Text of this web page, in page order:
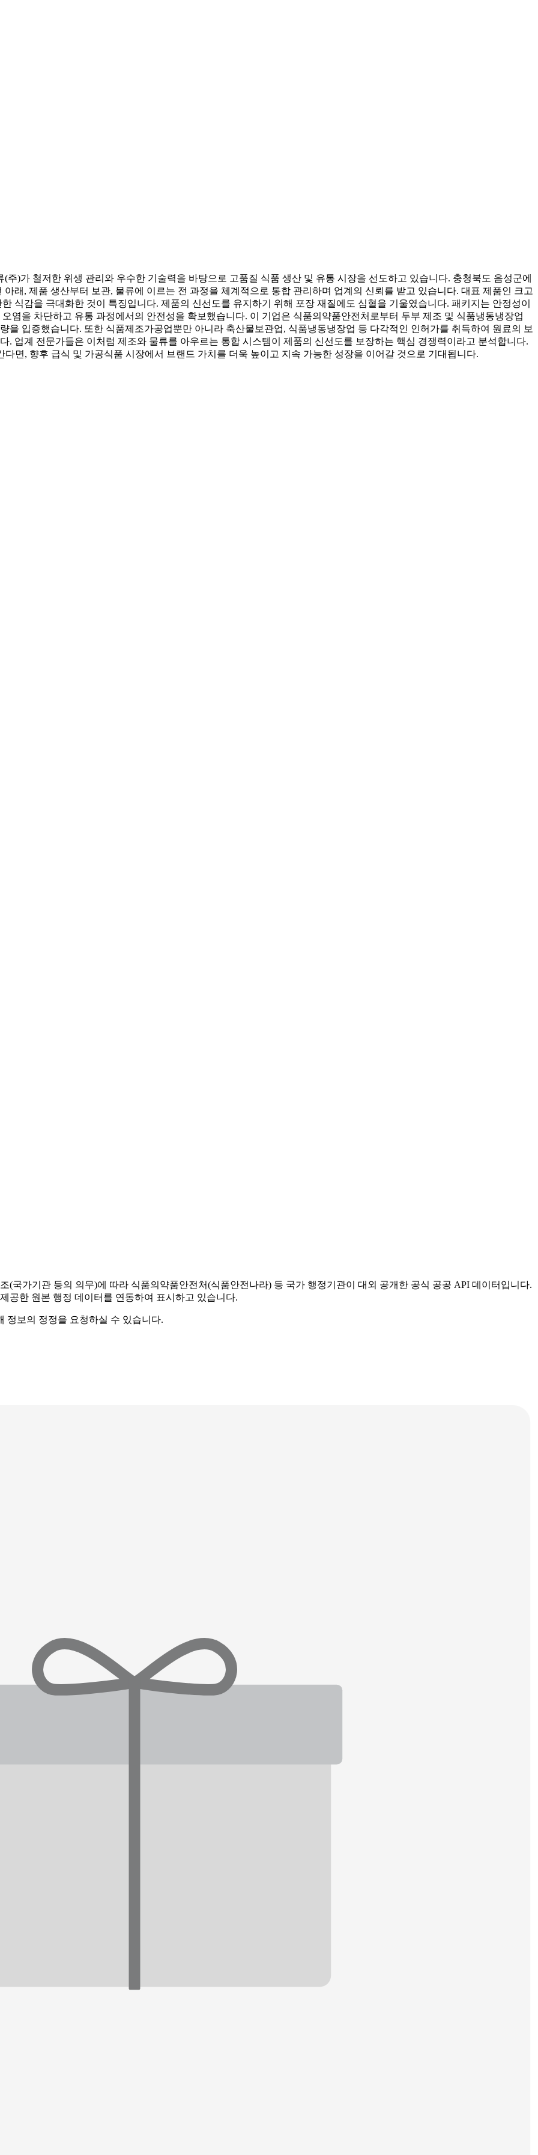
)가 철저한 위생 관리와 우수한 기술력을 바탕으로 고품질 식품 생산 및 유통 시장을 선도하고 있습니다. 충청북도 음성군에
래, 제품 생산부터 보관, 물류에 이르는 전 과정을 체계적으로 통합 관리하며 업계의 신뢰를 받고 있습니다. 대표 제품인 크고
식감을 극대화한 것이 특징입니다. 제품의 신선도를 유지하기 위해 포장 재질에도 심혈을 기울였습니다. 패키지는 안정성이
염을 차단하고 유통 과정에서의 안전성을 확보했습니다. 이 기업은 식품의약품안전처로부터 두부 제조 및 식품냉동냉장업
을 입증했습니다. 또한 식품제조가공업뿐만 아니라 축산물보관업, 식품냉동냉장업 등 다각적인 인허가를 취득하여 원료의 보
. 업계 전문가들은 이처럼 제조와 물류를 아우르는 통합 시스템이 제품의 신선도를 보장하는 핵심 경쟁력이라고 분석합니다.
면, 향후 급식 및 가공식품 시장에서 브랜드 가치를 더욱 높이고 지속 가능한 성장을 이어갈 것으로 기대됩니다.
(국가기관 등의 의무)에 따라 식품의약품안전처(식품안전나라) 등 국가 행정기관이 대외 공개한 공식 공공 API 데이터입니다.
공한 원본 행정 데이터를 연동하여 표시하고 있습니다.
정보의 정정을 요청하실 수 있습니다.